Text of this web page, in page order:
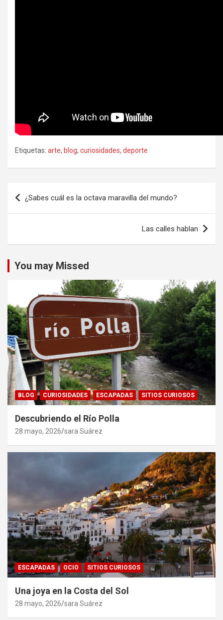
Etiquetas: arte, blog, curiosidades, deporte
Navegación
de
¿Sabes cuál es la octava maravilla del mundo?
Las calles hablan
You may Missed
BLOG CURIOSIDADES ESCAPADAS SITIOS CURIOSOS
Descubriendo el Río Polla
28 mayo, 2026 sara Suárez
ESCAPADAS OCIO SITIOS CURIOSOS
Una joya en la Costa del Sol
28 mayo, 2026 sara Suárez